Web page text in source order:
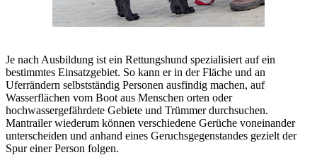
Je nach Ausbildung ist ein Rettungshund spezialisiert auf ein
bestimmtes Einsatzgebiet. So kann er in der Fläche und an
Uferrändern selbstständig Personen ausfindig machen, auf
Wasserflächen vom Boot aus Menschen orten oder
hochwassergefährdete Gebiete und Trümmer durchsuchen.
Mantrailer wiederum können verschiedene Gerüche voneinander
unterscheiden und anhand eines Geruchsgegenstandes gezielt der
Spur einer Person folgen.